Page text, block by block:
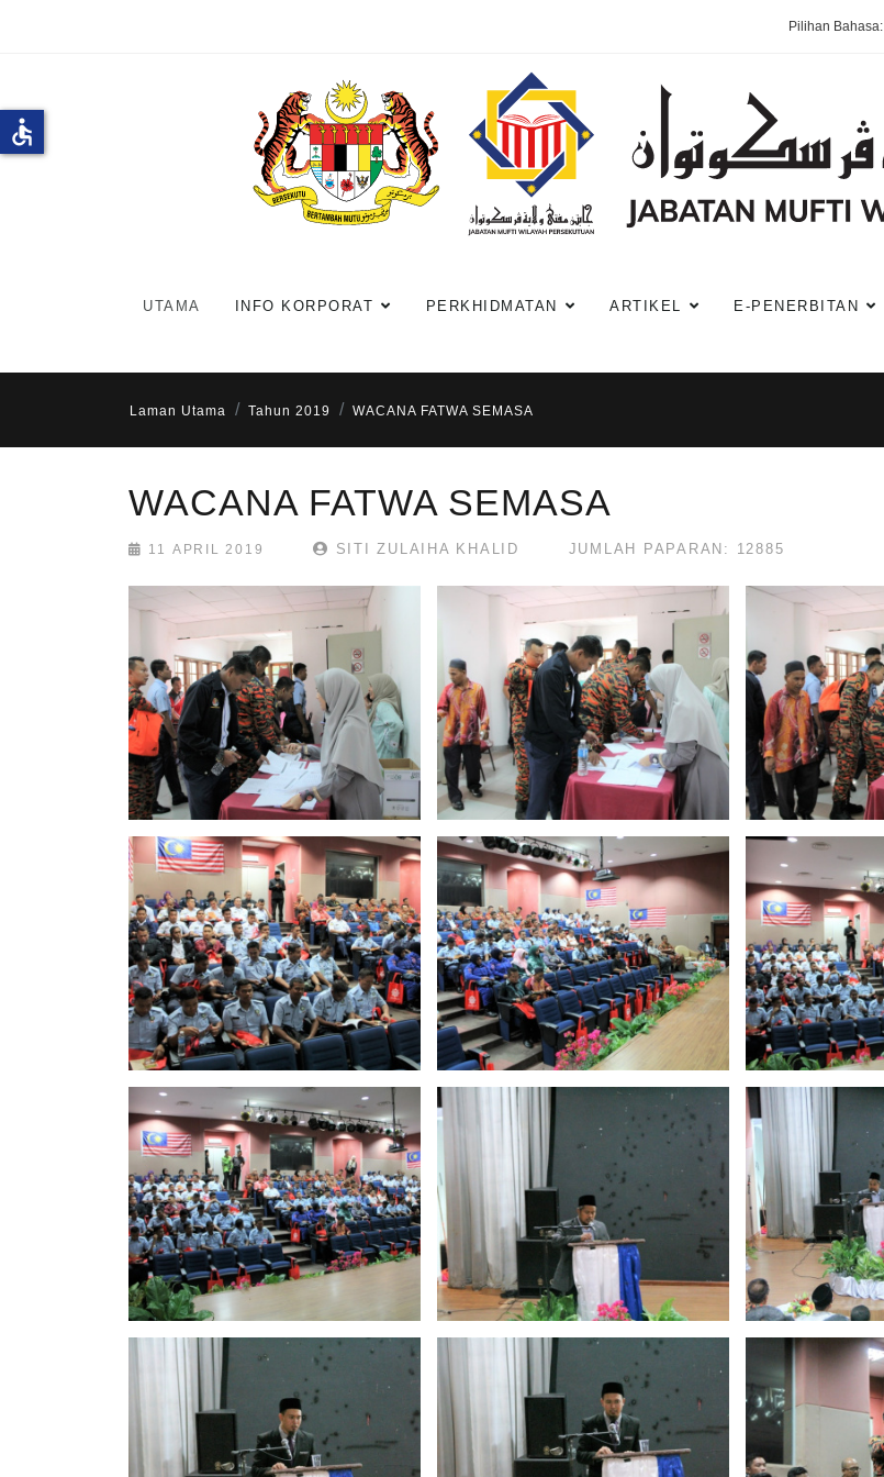
Pilihan Bahasa:
UTAMA INFO KORPORAT PERKHIDMATAN ARTIKEL E-PENERBITAN
Laman Utama Tahun 2019 WACANA FATWA SEMASA
WACANA FATWA SEMASA
11 APRIL 2019 SITI ZULAIHA KHALID JUMLAH PAPARAN: 12885
accessible